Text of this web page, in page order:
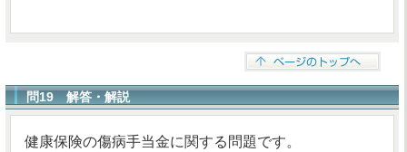
問19 解答・解説
健康保険の傷病手当金に関する問題です。